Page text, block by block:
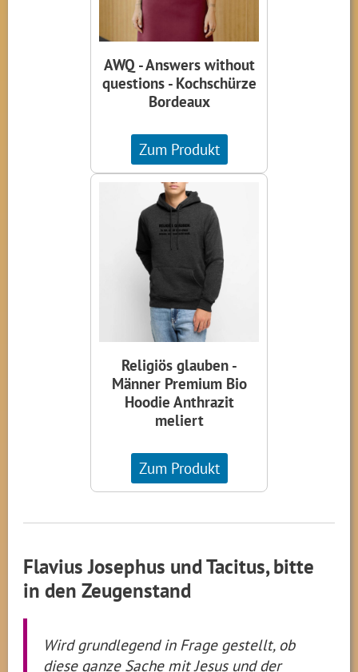
AWQ - Answers without
questions - Kochschürze
Bordeaux
Zum Produkt
Religiös glauben -
Männer Premium Bio
Hoodie Anthrazit
meliert
Zum Produkt
Flavius Josephus und Tacitus, bitte
in den Zeugenstand
Wird grundlegend in Frage gestellt, ob
diese ganze Sache mit Jesus und der